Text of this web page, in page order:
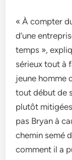
« À compter
d’une
temps »,
sérieux tout à
jeune homme
tout début de
plutôt
pas Bryan à
chemin semé
comment il a